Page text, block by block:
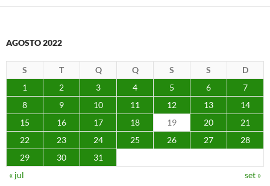
AGOSTO 2022
S T Q Q S S
D
1
2 3 4 5 6
7
8
9 10 11 12 13
14
15
16 17 18 19 20
21
22
23 24 25 26 27
28
29
30
31
« jul
set »